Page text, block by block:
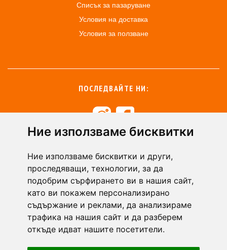
Ние използваме бисквитки
Ние използваме бисквитки и други,
проследяващи, технологии, за да
подобрим сърфирането ви в нашия сайт,
като ви покажем персонализирано
съдържание и реклами, да анализираме
трафика на нашия сайт и да разберем
откъде идват нашите посетители.
Списък за пазаруване
Условия на доставка
Условия за ползване
ПОСЛЕДВАЙТЕ НИ:
+359 894 49 0144
support@zasiti.bg